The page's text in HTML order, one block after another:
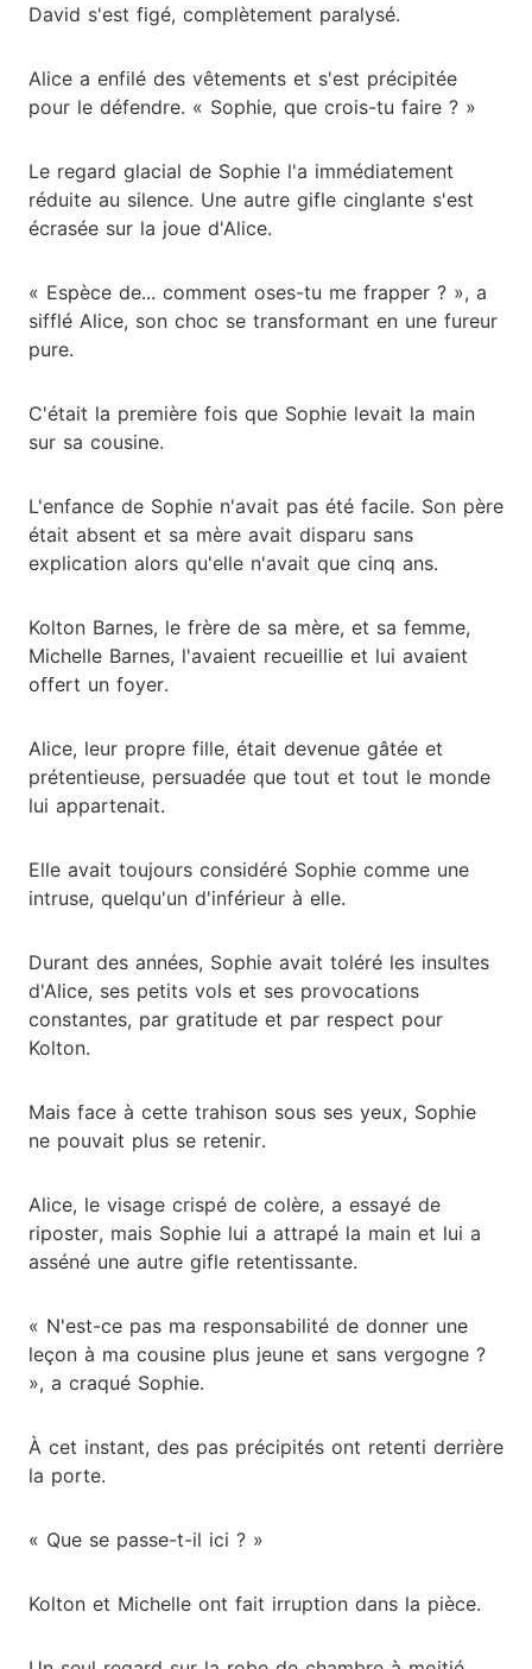
David s'est figé, complètement paralysé.
Alice a enfilé des vêtements et s'est précipitée
pour le défendre. « Sophie, que crois-tu faire ? »
Le regard glacial de Sophie l'a immédiatement
réduite au silence. Une autre gifle cinglante s'est
écrasée sur la joue d'Alice.
« Espèce de... comment oses-tu me frapper ? », a
sifflé Alice, son choc se transformant en une fureur
pure.
C'était la première fois que Sophie levait la main
sur sa cousine.
L'enfance de Sophie n'avait pas été facile. Son père
était absent et sa mère avait disparu sans
explication alors qu'elle n'avait que cinq ans.
Kolton Barnes, le frère de sa mère, et sa femme,
Michelle Barnes, l'avaient recueillie et lui avaient
offert un foyer.
Alice, leur propre fille, était devenue gâtée et
prétentieuse, persuadée que tout et tout le monde
lui appartenait.
Elle avait toujours considéré Sophie comme une
intruse, quelqu'un d'inférieur à elle.
Durant des années, Sophie avait toléré les insultes
d'Alice, ses petits vols et ses provocations
constantes, par gratitude et par respect pour
Kolton.
Mais face à cette trahison sous ses yeux, Sophie
ne pouvait plus se retenir.
Alice, le visage crispé de colère, a essayé de
riposter, mais Sophie lui a attrapé la main et lui a
asséné une autre gifle retentissante.
« N'est-ce pas ma responsabilité de donner une
leçon à ma cousine plus jeune et sans vergogne ?
», a craqué Sophie.
À cet instant, des pas précipités ont retenti derrière
la porte.
« Que se passe-t-il ici ? »
Kolton et Michelle ont fait irruption dans la pièce.